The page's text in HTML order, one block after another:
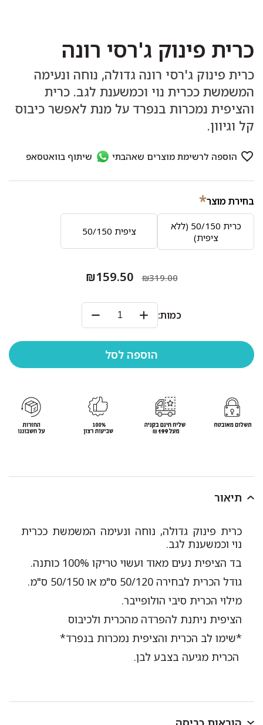
כרית פינוק ג'רסי רונה
כרית פינוק ג'רסי רונה גדולה, נוחה ונעימה
המשמשת ככרית נוי וכמשענת לגב. כרית
והציפית נמכרות בנפרד על מנת לאפשר כיבוס
קל וגיוון.
בחירת מוצר*
כרית 50/150 (ללא
ציפית)
ציפית 50/150
₪319.00
₪159.50
כמות:
תיאור
כרית פינוק גדולה, נוחה ונעימה המשמשת ככרית
נוי וכמשענת לגב.
בד הציפית נעים מאוד ועשוי טריקו 100% כותנה.
גודל הכרית לבחירה 50/120 ס"מ או 50/150 ס"מ.
מילוי הכרית סיבי הולופייבר.
הציפית ניתנת להפרדה מהכרית ולכיבוס
*שימו לב הכרית והציפית נמכרות בנפרד*
הכרית מגיעה בצבע לבן.